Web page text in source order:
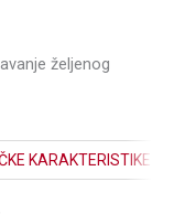
željenog
KARAKTERISTIKE